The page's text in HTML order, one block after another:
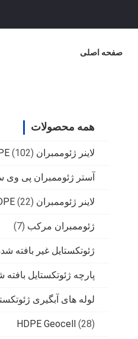
صفحه اصلی
همه محصولات
لاینر ژئوممبران HDPE (102)
آستر ژئوممبران پی
لاینر ژئوممبران LDPE (22)
ژئوممبران مرکب (7)
ژئوتکستایل غیر بافته
پارچه ژئوتکستایل بافته
لوله های آبگیری
HDPE Geocell (28)